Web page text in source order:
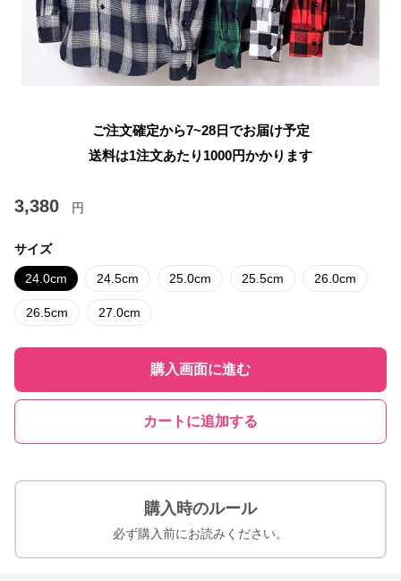
ご注文確定から7~28日でお届け予定
送料は1注文あたり 1000円かかります
3,380 円
サイズ
24.0cm 24.5cm 25.0cm 25.5cm 26.0cm
26.5cm 27.0cm
購入画面に進む
カートに追加する
購入時のルール
必ず購入前にお読みください。